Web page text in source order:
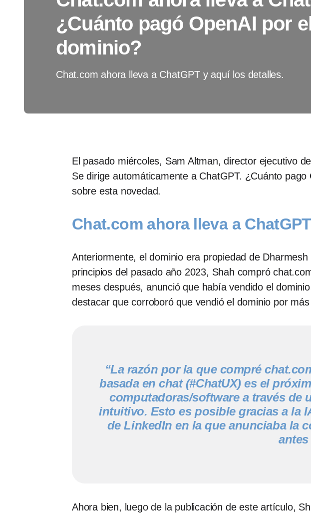
¿Cuánto pagó OpenAI por
dominio?
Chat.com ahora lleva a ChatGPT y aquí los detalles.
El pasado miércoles, Sam Altman, director ejecutivo
Se dirige automáticamente a ChatGPT. ¿Cuánto
sobre esta novedad.
Chat.com ahora lleva a
Anteriormente, el dominio era propiedad de
principios del pasado año 2023, Shah compró
meses después, anunció que había vendido el
destacar que corroboró que vendió el dominio por
“La razón por la que compré
basada en chat (#ChatUX) es el
computadoras/software a través de
intuitivo. Esto es posible gracias a la
de LinkedIn en la que anunciaba la
antes
Ahora bien, luego de la publicación de este artículo,